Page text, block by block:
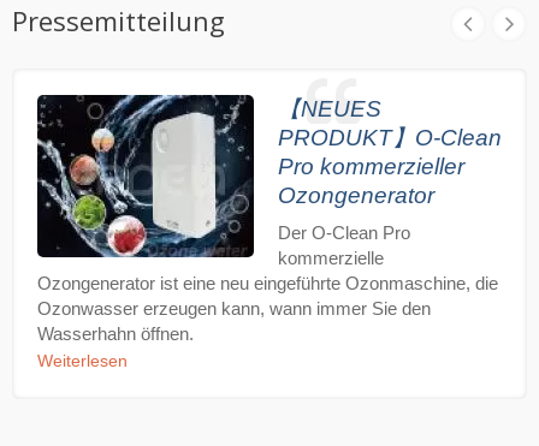
Pressemitteilung
【NEUES
PRODUKT】O-Clean
Pro kommerzieller
Ozongenerator
Der O-Clean Pro
kommerzielle
Ozongenerator ist eine neu eingeführte Ozonmaschine, die
Ozonwasser erzeugen kann, wann immer Sie den
Wasserhahn öffnen.
Weiterlesen